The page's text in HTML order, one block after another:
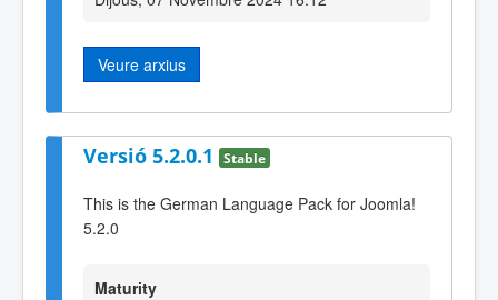
Veure arxius
Versió 5.2.0.1 Stable
This is the German Language Pack for Joomla!
5.2.0
Maturity